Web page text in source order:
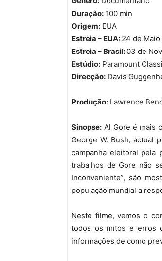
Duração: 100 min
Origem: EUA
Estreia – EUA: 24 de
Estreia – Brasil: 03 de
Estúdio: Paramount
Direcção: Davis
Produção: Lawrence
Sinopse: Al Gore é mais
George W. Bush, actual
campanha eleitoral pela
trabalhos de Gore não
Inconveniente”, são
população mundial a
Neste filme, vemos o
todos os mitos e erros
informações de como